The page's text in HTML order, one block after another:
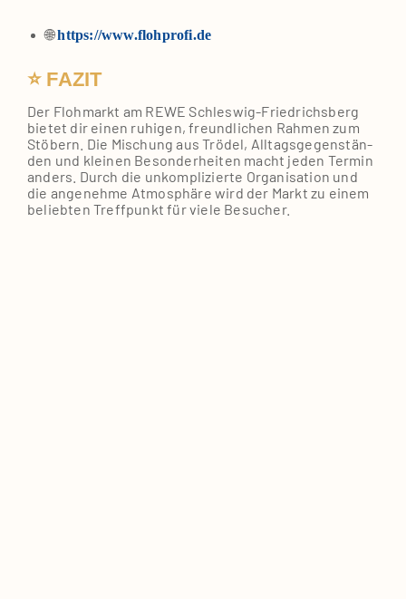
🌐https://www.flohprofi.de
⭐ FAZIT
Der Floh­markt am REWE Schleswig‑Friedrichsberg
bie­tet dir einen ruhi­gen, freund­li­chen Rah­men zum
Stö­bern. Die Mischung aus Trö­del, All­tags­ge­gen­stän­
den und klei­nen Beson­der­hei­ten macht jeden Ter­min
anders. Durch die unkom­pli­zier­te Orga­ni­sa­ti­on und
die ange­neh­me Atmo­sphä­re wird der Markt zu einem
belieb­ten Treff­punkt für vie­le Besu­cher.